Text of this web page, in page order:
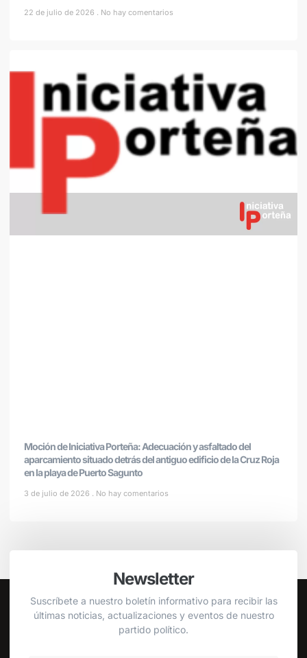
22 de julio de 2026 No hay comentarios
Moción de Iniciativa Porteña: Adecuación y asfaltado del
aparcamiento situado detrás del antiguo edificio de la Cruz Roja
en la playa de Puerto Sagunto
3 de julio de 2026 No hay comentarios
Newsletter
Suscríbete a nuestro boletín informativo para recibir las
últimas noticias, actualizaciones y eventos de nuestro
partido político.